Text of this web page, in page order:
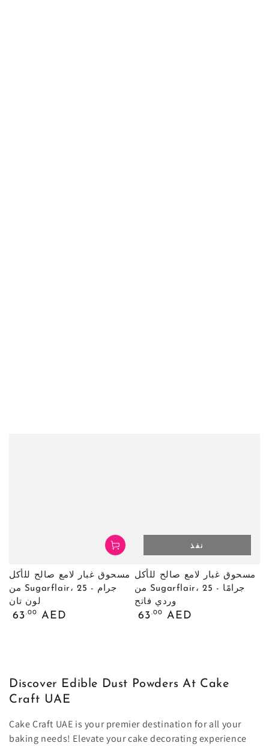
مسحوق غبار لامع صالح للأكل
من Sugarflair، 25 جرام -
لون تان
السعر
63.00 AED
مسحوق غبار لامع صالح للأكل
من Sugarflair، 25 جرامًا -
وردي فاتح
السعر
63.00 AED
نفذ
Discover Edible Dust Powders At Cake
Craft UAE
Cake Craft UAE is your premier destination for all your
baking needs! Elevate your cake decorating experience